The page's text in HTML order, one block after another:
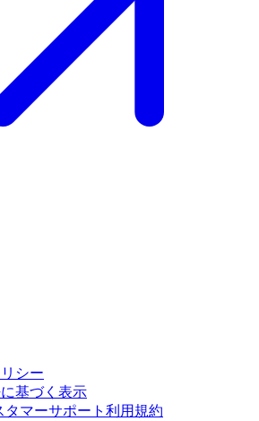
シー
基づく表示
マーサポート利用規約